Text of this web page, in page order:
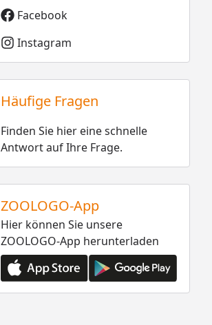
Facebook
Instagram
Häufige Fragen
Finden Sie hier eine schnelle
Antwort auf Ihre Frage.
ZOOLOGO-App
Hier können Sie unsere
ZOOLOGO-App herunterladen